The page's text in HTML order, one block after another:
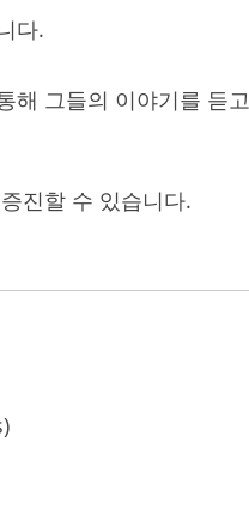
다.
해 그들의 이야기를 듣
진할 수 있습니다.